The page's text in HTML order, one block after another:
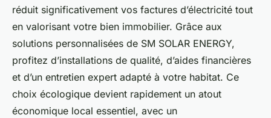
réduit significativement vos factures d’électricité tout
en valorisant votre bien immobilier. Grâce aux
solutions personnalisées de SM SOLAR ENERGY,
profitez d’installations de qualité, d’aides financières
et d’un entretien expert adapté à votre habitat. Ce
choix écologique devient rapidement un atout
économique local essentiel, avec un